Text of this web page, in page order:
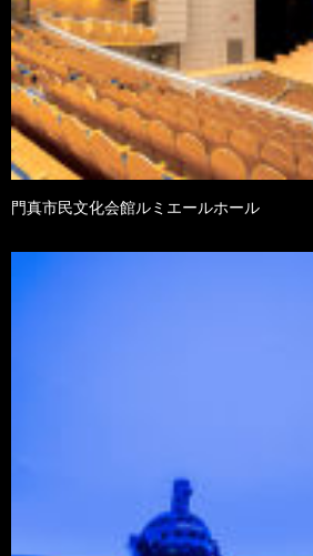
門真市民文化会館ルミエールホール